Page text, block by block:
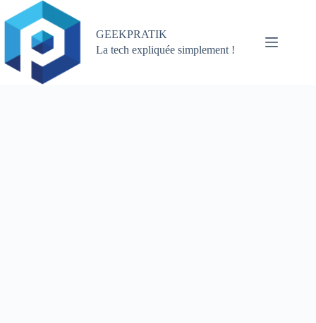
au
contenu
GEEKPRATIK
La tech expliquée simplement !